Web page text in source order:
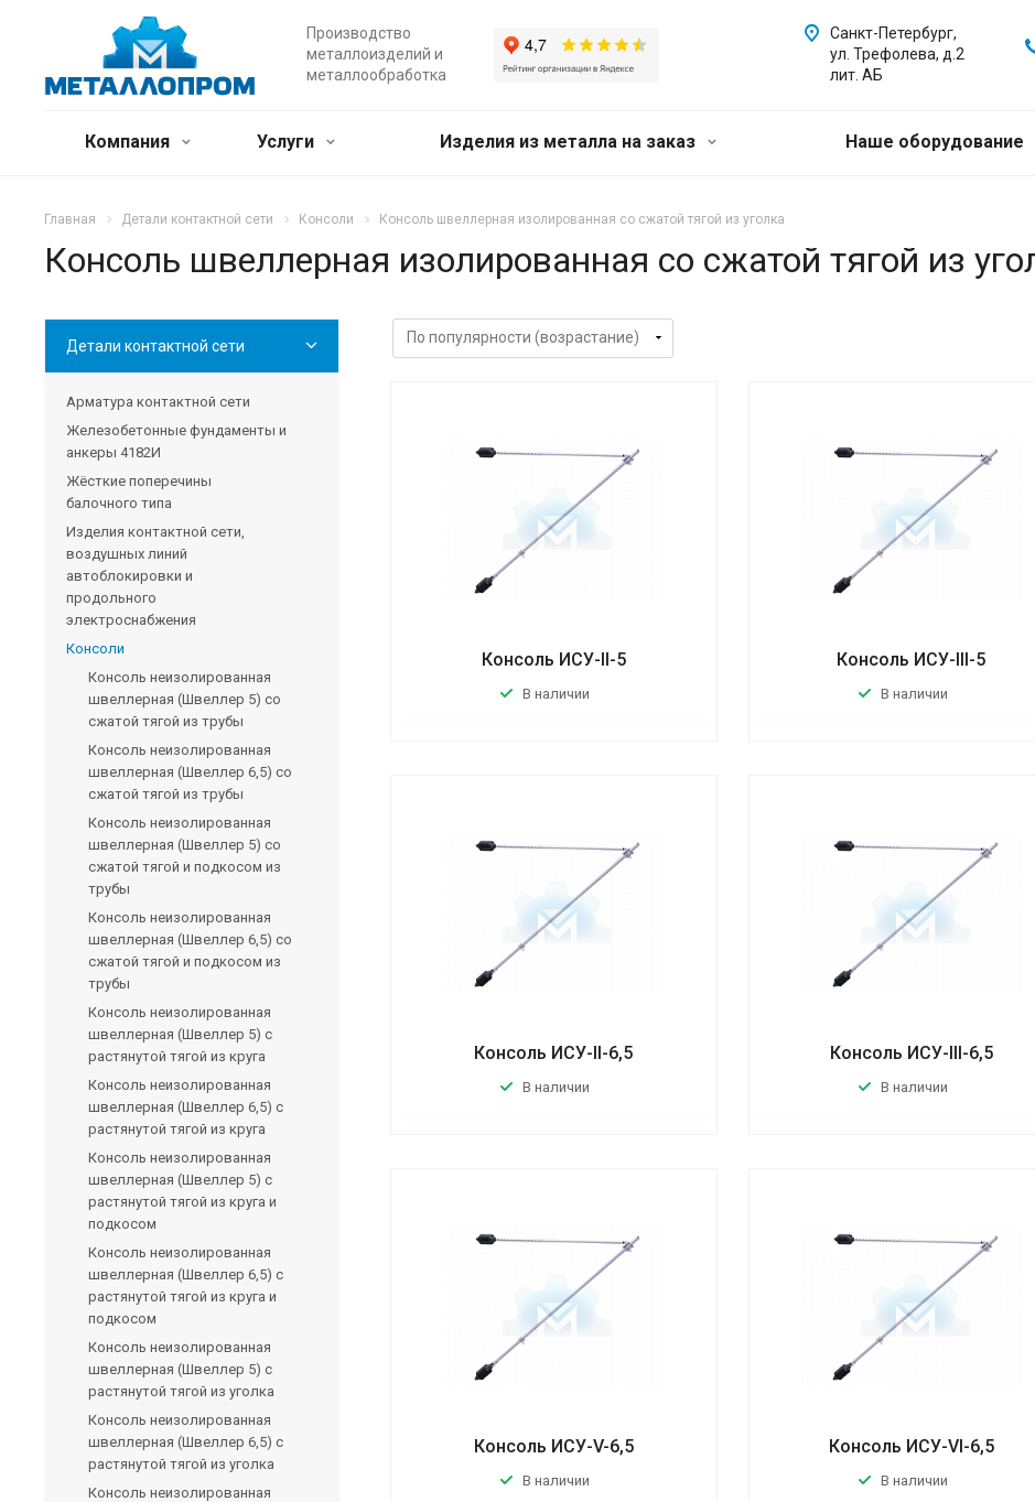
Производство
металлоизделий и
металлообработка
Санкт-Петербург,
ул. Трефолева, д.2
лит. АБ
Компания Услуги Изделия из металла на заказ Наше оборудование
Главная Детали контактной сети Консоли Консоль швеллерная изолированная со сжатой тягой из уголка
Консоль швеллерная изолированная со сжатой тягой из
Консоль ИСУ-II-5
В наличии
Консоль ИСУ-III-5
В наличии
Консоль ИСУ-II-6,5
В наличии
Консоль ИСУ-III-6,5
В наличии
Консоль ИСУ-V-6,5
В наличии
Консоль ИСУ-VI-6,5
В наличии
Детали контактной сети
Арматура контактной сети
Железобетонные фундаменты и
анкеры 4182И
Жёсткие поперечины
балочного типа
Изделия контактной сети,
воздушных линий
автоблокировки и
продольного
электроснабжения
Консоли
Консоль неизолированная
швеллерная (Швеллер 5) со
сжатой тягой из трубы
Консоль неизолированная
швеллерная (Швеллер 6,5) со
сжатой тягой из трубы
Консоль неизолированная
швеллерная (Швеллер 5) со
сжатой тягой и подкосом из
трубы
Консоль неизолированная
швеллерная (Швеллер 6,5) со
сжатой тягой и подкосом из
трубы
Консоль неизолированная
швеллерная (Швеллер 5) с
растянутой тягой из круга
Консоль неизолированная
швеллерная (Швеллер 6,5) с
растянутой тягой из круга
Консоль неизолированная
швеллерная (Швеллер 5) с
растянутой тягой из круга и
подкосом
Консоль неизолированная
швеллерная (Швеллер 6,5) с
растянутой тягой из круга и
подкосом
Консоль неизолированная
швеллерная (Швеллер 5) с
растянутой тягой из уголка
Консоль неизолированная
швеллерная (Швеллер 6,5) с
растянутой тягой из уголка
Консоль неизолированная